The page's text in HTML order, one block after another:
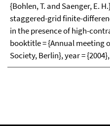
{Bohlen, T. and Saenger, E.
staggered-grid finite-
in the presence of high-
booktitle = {Annual meeting
Society, Berlin}, year =